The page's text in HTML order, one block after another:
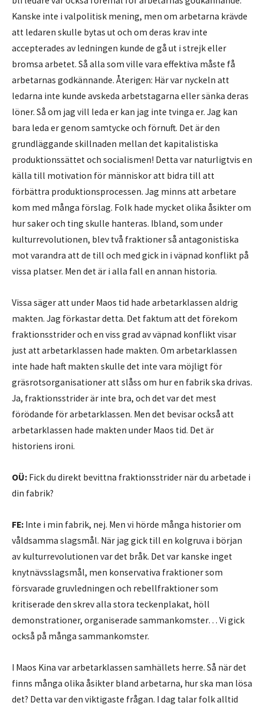
Kanske inte i valpolitisk mening, men om arbetarna krävde
att ledaren skulle bytas ut och om deras krav inte
accepterades av ledningen kunde de gå ut i strejk eller
bromsa arbetet. Så alla som ville vara effektiva måste få
arbetarnas godkännande. Återigen: Här var nyckeln att
ledarna inte kunde avskeda arbetstagarna eller sänka deras
löner. Så om jag vill leda er kan jag inte tvinga er. Jag kan
bara leda er genom samtycke och förnuft. Det är den
grundläggande skillnaden mellan det kapitalistiska
produktionssättet och socialismen! Detta var naturligtvis en
källa till motivation för människor att bidra till att
förbättra produktionsprocessen. Jag minns att arbetare
kom med många förslag. Folk hade mycket olika åsikter om
hur saker och ting skulle hanteras. Ibland, som under
kulturrevolutionen, blev två fraktioner så antagonistiska
mot varandra att de till och med gick in i väpnad konflikt på
vissa platser. Men det är i alla fall en annan historia.
Vissa säger att under Maos tid hade arbetarklassen aldrig
makten. Jag förkastar detta. Det faktum att det förekom
fraktionsstrider och en viss grad av väpnad konflikt visar
just att arbetarklassen hade makten. Om arbetarklassen
inte hade haft makten skulle det inte vara möjligt för
gräsrotsorganisationer att slåss om hur en fabrik ska drivas.
Ja, fraktionsstrider är inte bra, och det var det mest
förödande för arbetarklassen. Men det bevisar också att
arbetarklassen hade makten under Maos tid. Det är
historiens ironi.
OÜ: Fick du direkt bevittna fraktionsstrider när du arbetade i
din fabrik?
FE: Inte i min fabrik, nej. Men vi hörde många historier om
våldsamma slagsmål. När jag gick till en kolgruva i början
av kulturrevolutionen var det bråk. Det var kanske inget
knytnävsslagsmål, men konservativa fraktioner som
försvarade gruvledningen och rebellfraktioner som
kritiserade den skrev alla stora teckenplakat, höll
demonstrationer, organiserade sammankomster… Vi gick
också på många sammankomster.
I Maos Kina var arbetarklassen samhällets herre. Så när det
finns många olika åsikter bland arbetarna, hur ska man lösa
det? Detta var den viktigaste frågan. I dag talar folk alltid